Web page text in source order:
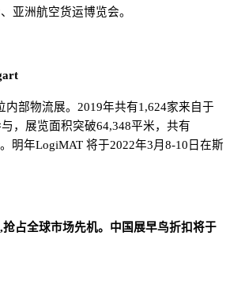
亚洲航空货运博览会。
内部物流展。 2019年共有1,624家来自于
，展览面积突破64,348平米，共有
明年LogiMAT 将于2022年3月 8-10 日 在斯
,抢占全球市场先机。中国展早鸟折扣将于